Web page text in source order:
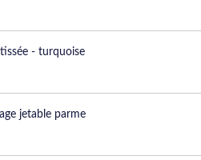
tissée - turquoise
jetable parme